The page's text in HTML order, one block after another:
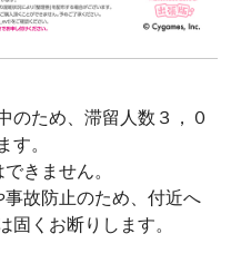
のため、滞留人数３，０
。
きません。
故防止のため、付近へ
くお断りします。